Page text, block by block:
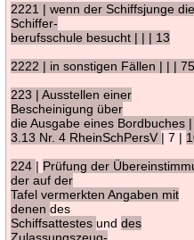
2221 | wenn der Schiffsjunge die
Schiffer-
berufsschule besucht | | | 13
2222 | in sonstigen Fällen | | | 75
223 | Ausstellen einer
Bescheinigung über
die Ausgabe eines Bordbuches |
3.13 Nr. 4 RheinSchPersV | 7 |
224 | Prüfung der
der auf der
Tafel vermerkten Angaben mit
denendes
Schiffsattestesunddes
Zulassungszeug-